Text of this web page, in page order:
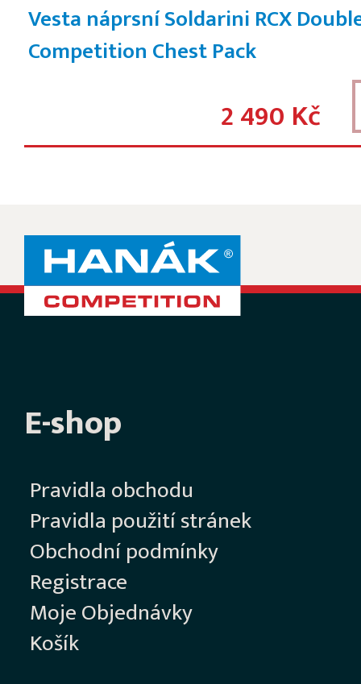
Vesta náprsní Soldarini RCX
Competition Chest Pack
2 490 Kč
E-shop
Pravidla obchodu
Pravidla použití stránek
Obchodní podmínky
Registrace
Moje Objednávky
Košík